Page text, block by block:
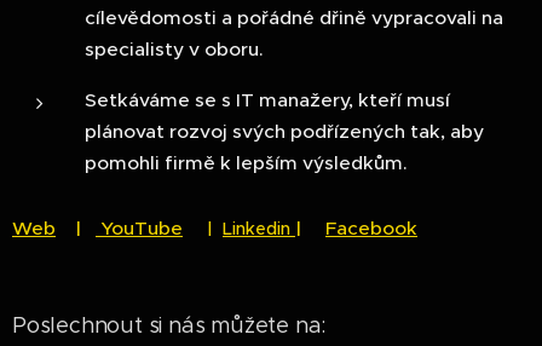
cílevědomosti a pořádné dřině vypracovali na
specialisty v oboru.
Setkáváme se s IT manažery, kteří musí
plánovat rozvoj svých podřízených tak, aby
pomohli firmě k lepším výsledkům.
Web | YouTube | Linkedin | Facebook
Poslechnout si nás můžete na: